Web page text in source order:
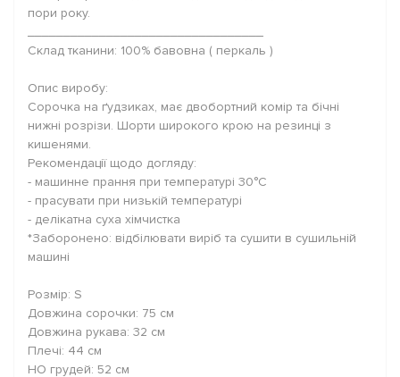
пори року.
Склад тканини: 100% бавовна ( перкаль )
Опис виробу:
Сорочка на ґудзиках, має двобортний комір та бічні
нижні розрізи. Шорти широкого крою на резинці з
кишенями.
Рекомендації щодо догляду:
- машинне прання при температурі 30°C
- прасувати при низькій температурі
- делікатна суха хімчистка
*Заборонено: відбілювати виріб та сушити в сушильній
машині
Розмір: S
Довжина сорочки: 75 см
Довжина рукава: 32 см
Плечі: 44 см
НО грудей: 52 см